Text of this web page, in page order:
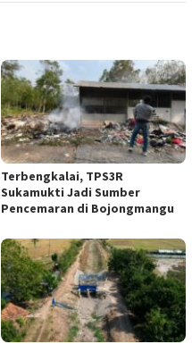
Terbengkalai, TPS3R
Sukamukti Jadi Sumber
Pencemaran di Bojongmangu